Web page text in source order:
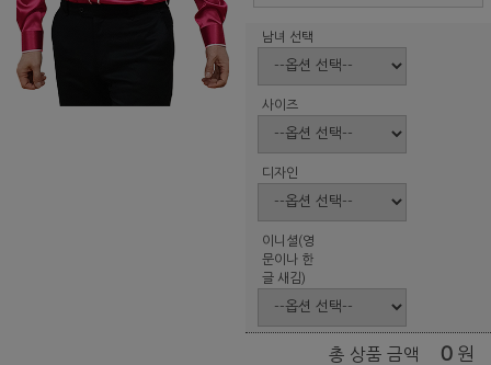
남녀 선택
사이즈
디자인
이니셜(영
문이나 한
글 새김)
총 상품 금액 0 원